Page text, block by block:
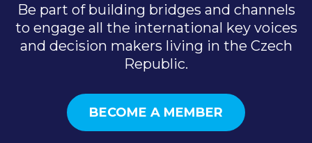
Be part of building bridges and channels
to engage all the international key voices
and decision makers living in the Czech
Republic.
BECOME A MEMBER